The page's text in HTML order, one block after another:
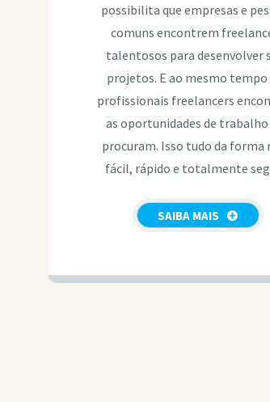
possibilita que empresas e
comuns encontrem
talentosos para desenvolver
projetos. E ao mesmo tempo
profissionais freelancers
as oportunidades de trabalho
procuram. Isso tudo da forma
fácil, rápido e totalmente
SAIBA MAIS